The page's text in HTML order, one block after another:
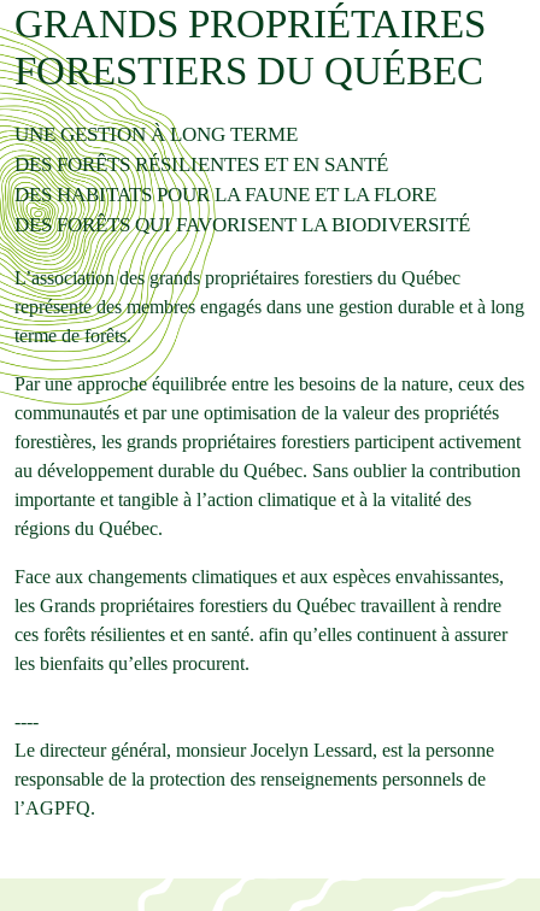
GRANDS PROPRIÉTAIRES
FORESTIERS DU QUÉBEC
UNE GESTION À LONG TERME
DES FORÊTS RÉSILIENTES ET EN SANTÉ
DES HABITATS POUR LA FAUNE ET LA FLORE
DES FORÊTS QUI FAVORISENT LA BIODIVERSITÉ
L’association des grands propriétaires forestiers du Québec
représente des membres engagés dans une gestion durable et à long
terme de forêts.
Par une approche équilibrée entre les besoins de la nature, ceux des
communautés et par une optimisation de la valeur des propriétés
forestières, les grands propriétaires forestiers participent activement
au développement durable du Québec. Sans oublier la contribution
importante et tangible à l’action climatique et à la vitalité des
régions du Québec.
Face aux changements climatiques et aux espèces envahissantes,
les Grands propriétaires forestiers du Québec travaillent à rendre
ces forêts résilientes et en santé. afin qu’elles continuent à assurer
les bienfaits qu’elles procurent.
----
Le directeur général, monsieur Jocelyn Lessard, est la personne
responsable de la protection des renseignements personnels de
l’AGPFQ.